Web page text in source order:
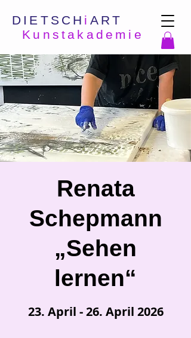
DIETSCH i ART
Kunstakademie
Renata
Schepmann
„Sehen
lernen“
23. April - 26. April 2026